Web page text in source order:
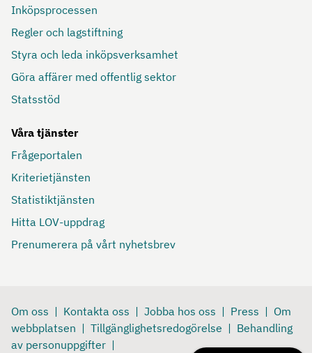
Inköpsprocessen
Regler och lagstiftning
Styra och leda inköpsverksamhet
Göra affärer med offentlig sektor
Statsstöd
Våra tjänster
Frågeportalen
Kriterietjänsten
Statistiktjänsten
Hitta LOV-uppdrag
Prenumerera på vårt nyhetsbrev
Om oss Kontakta oss Jobba hos oss Press
Om
webbplatsen
Tillgänglighetsredogörelse
Behandling
av personuppgifter